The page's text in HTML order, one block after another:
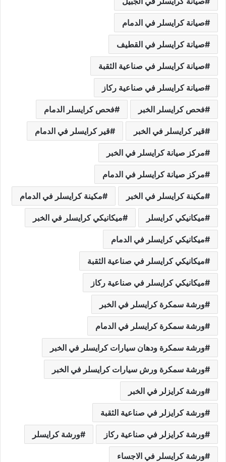
صيانة كرايسلر في الدمام
صيانة كرايسلر في القطيف
صيانة كرايسلر في صناعية الثقبة
صيانة كرايسلر في صناعية ركاز
فحص كرايسلر الخبر فحص كرايسلر الدمام
قير كرايسلر في الخبر قير كرايسلر في الدمام
مركز صيانة كرايسلر في الخبر
مركز صيانة كرايسلر في الدمام
مكينة كرايسلر في الخبر مكينة كرايسلر في الدمام
ميكانيكي كرايسلر ميكانيكي كرايسلر في الخبر
ميكانيكي كرايسلر في الدمام
ميكانيكي كرايسلر في صناعية الثقبة
ميكانيكي كرايسلر في صناعية ركاز
ورشة سمكرة كرايسلر في الخبر
ورشة سمكرة كرايسلر في الدمام
ورشة سمكرة ودهان سيارات كرايسلر في الخبر
ورشة سمكرة ورش سيارات كرايسلر في الخبر
ورشة كرايزلر في الخبر
ورشة كرايزلر في صناعية الثقبة
ورشة كرايزلر في صناعية ركاز ورشة كرايسلر
ورشة كرايسلر في الاجساء